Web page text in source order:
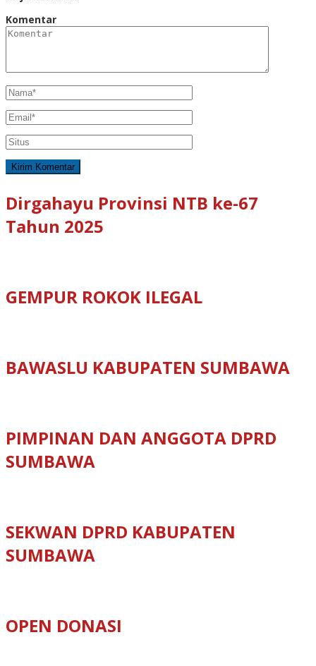
Komentar
Dirgahayu Provinsi NTB ke-67
Tahun 2025
GEMPUR ROKOK ILEGAL
BAWASLU KABUPATEN SUMBAWA
PIMPINAN DAN ANGGOTA DPRD
SUMBAWA
SEKWAN DPRD KABUPATEN
SUMBAWA
OPEN DONASI